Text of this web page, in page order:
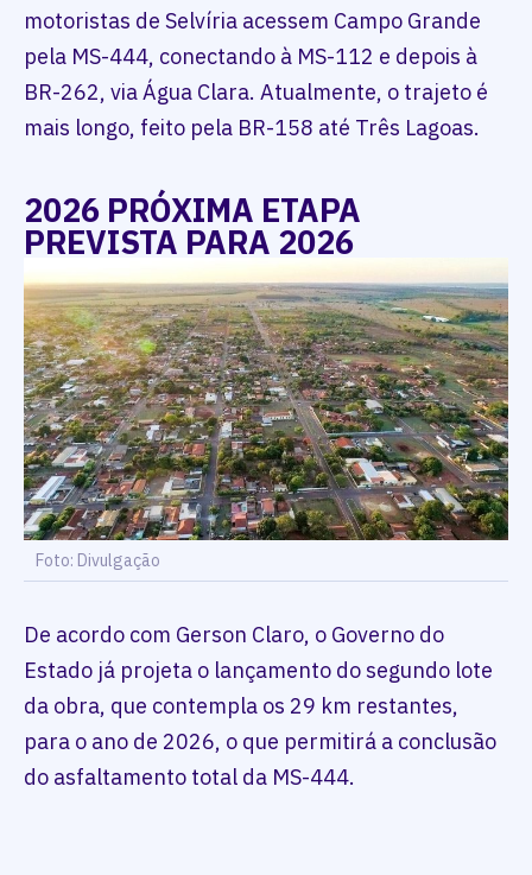
motoristas de Selvíria acessem Campo Grande
pela MS-444, conectando à MS-112 e depois à
BR-262, via Água Clara. Atualmente, o trajeto é
mais longo, feito pela BR-158 até Três Lagoas.
2026 PRÓXIMA ETAPA
PREVISTA PARA 2026
Foto: Divulgação
De acordo com Gerson Claro, o Governo do
Estado já projeta o lançamento do segundo lote
da obra, que contempla os 29 km restantes,
para o ano de 2026, o que permitirá a conclusão
do asfaltamento total da MS-444.